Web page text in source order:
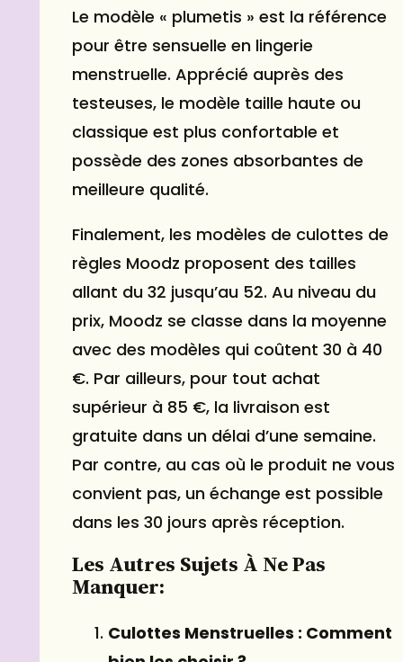
Le modèle « plumetis » est la référence
pour être sensuelle en lingerie
menstruelle. Apprécié auprès des
testeuses, le modèle taille haute ou
classique est plus confortable et
possède des zones absorbantes de
meilleure qualité.
Finalement, les modèles de culottes de
règles Moodz proposent des tailles
allant du 32 jusqu’au 52. Au niveau du
prix, Moodz se classe dans la moyenne
avec des modèles qui coûtent 30 à 40
€. Par ailleurs, pour tout achat
supérieur à 85 €, la livraison est
gratuite dans un délai d’une semaine.
Par contre, au cas où le produit ne vous
convient pas, un échange est possible
dans les 30 jours après réception.
Les Autres Sujets À Ne Pas
Manquer:
Culottes Menstruelles : Comment